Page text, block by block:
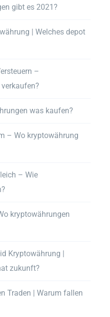
gibt es 2021?
| Welches depot
–
was kaufen?
– Wo kryptowährung
– Wie
kryptowährungen
Kryptowährung |
zukunft?
Traden | Warum fallen